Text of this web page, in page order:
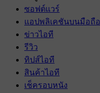
ซอฟต์แวร์
แอปพลิเคชันบนมือถือ
ข่าวไอที
รีวิว
ทิปส์ไอที
สินค้าไอที
เช็ครอบหนัง